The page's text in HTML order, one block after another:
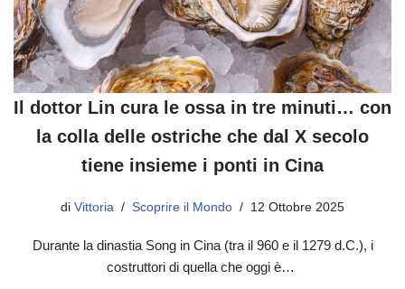
Il dottor Lin cura le ossa in tre minuti… con
la colla delle ostriche che dal X secolo
tiene insieme i ponti in Cina
di Vittoria Scoprire il Mondo 12 Ottobre 2025
Durante la dinastia Song in Cina (tra il 960 e il 1279 d.C.), i
costruttori di quella che oggi è…